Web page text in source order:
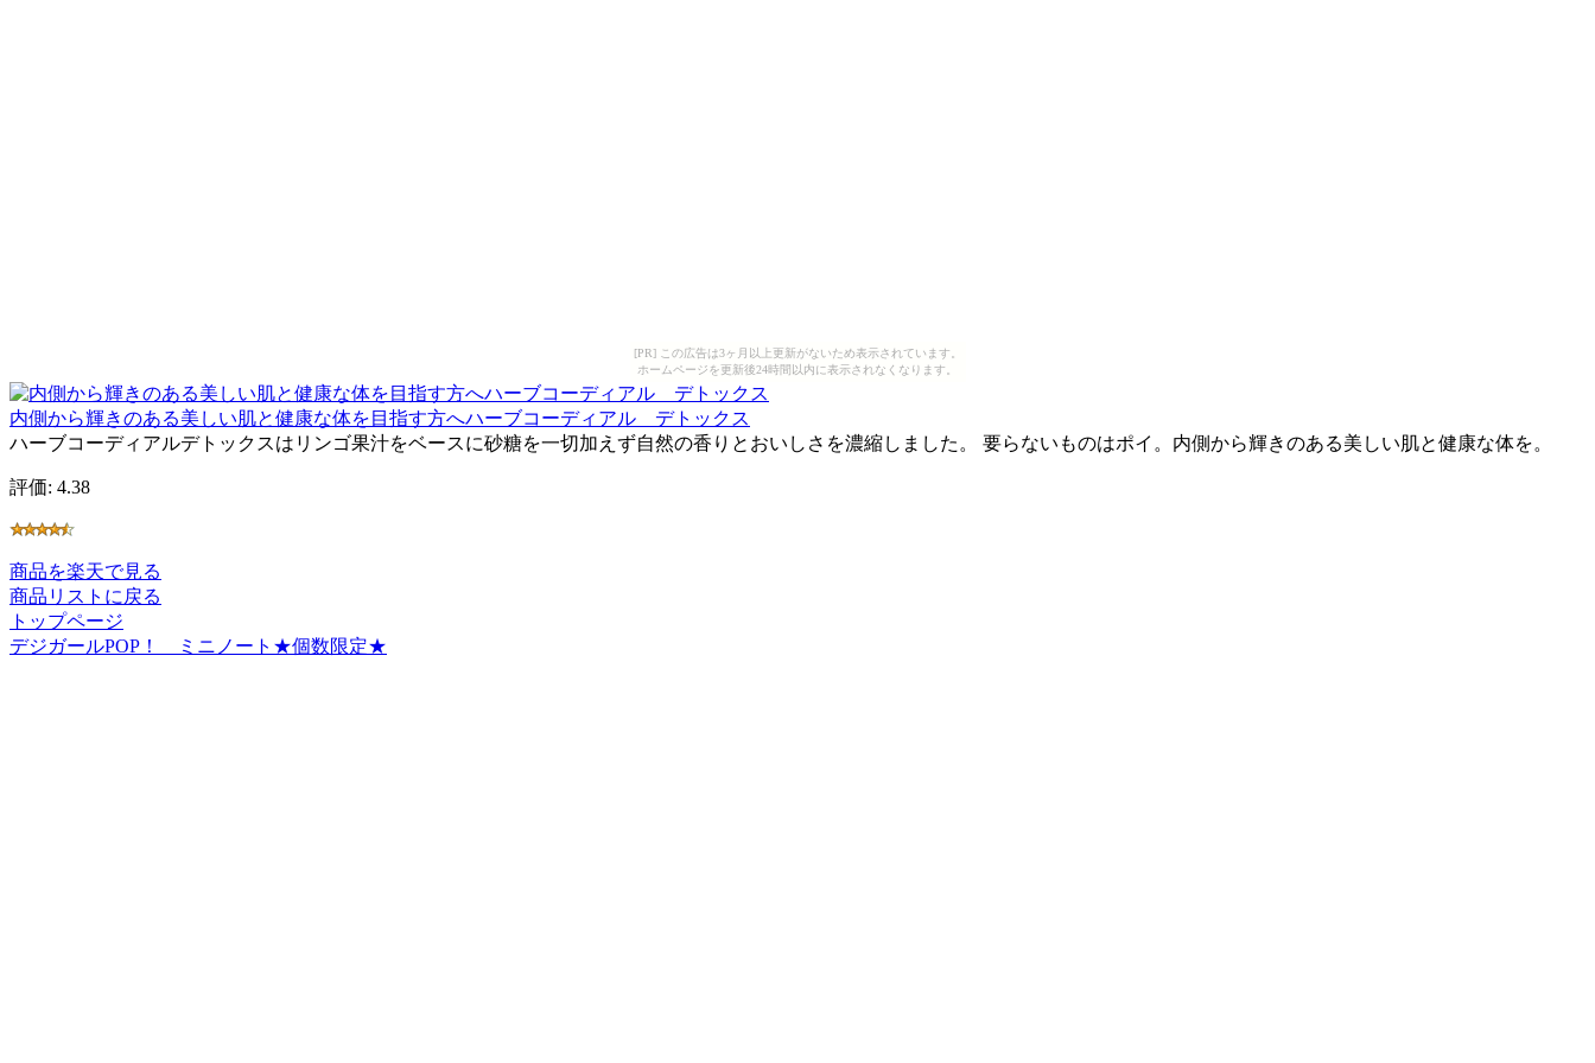
[PR] この広告は3ヶ月以上更新がないため表示されています。
ホームページを更新後24時間以内に表示されなくなります。
内側から輝きのある美しい肌と健康な体を目指す方へハーブコーディアル デトックス
ハーブコーディアルデトックスはリンゴ果汁をベースに砂糖を一切加えず自然の香りとおいしさを濃縮しました。 要らないものはポイ。内側から輝きのある美しい肌と健康な体を。
評価: 4.38
商品を楽天で見る
商品リストに戻る
トップページ
デジガールPOP！ ミニノート★個数限定★